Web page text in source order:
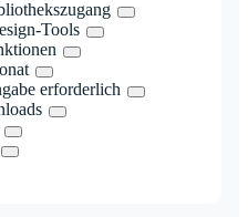
Tools
erforderlich